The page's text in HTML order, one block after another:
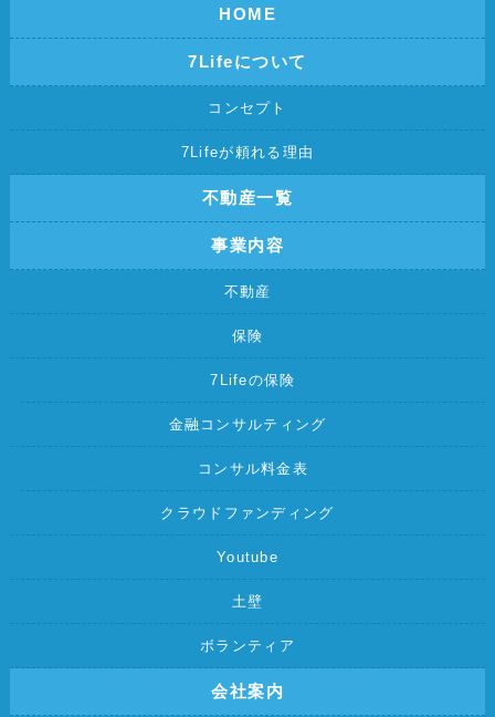
HOME
7Lifeについて
コンセプト
7Lifeが頼れる理由
不動産一覧
事業内容
不動産
保険
7Lifeの保険
金融コンサルティング
コンサル料金表
クラウドファンディング
Youtube
土壁
ボランティア
会社案内